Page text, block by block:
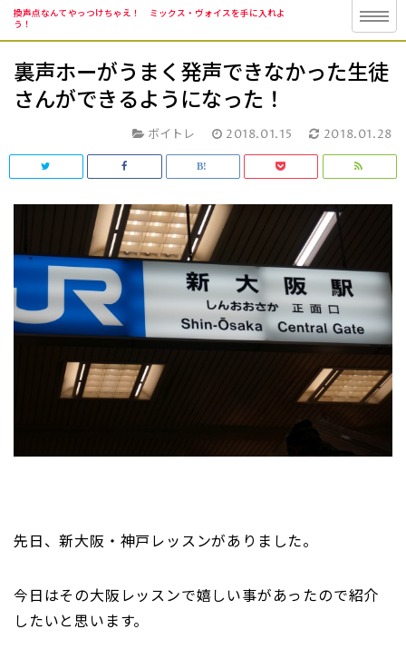
換声点なんてやっつけちゃえ！ ミックス・ヴォイスを手に入れよ
う！
裏声ホーがうまく発声できなかった生徒
さんができるようになった！
ボイトレ 2018.01.15 2018.01.28
先日、新大阪・神戸レッスンがありました。
今日はその大阪レッスンで嬉しい事があったので紹介
したいと思います。